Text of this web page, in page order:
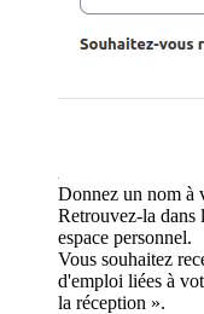
Donnez un nom à
Retrouvez-la dans
espace personnel.
Vous souhaitez
d'emploi liées à
la réception ».